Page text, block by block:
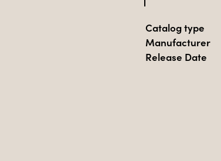
Catalog type
Manufacturer
Release Date